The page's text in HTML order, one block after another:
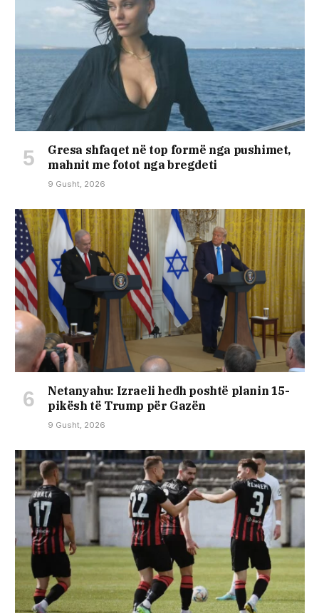
Gresa shfaqet në top formë nga pushimet,
mahnit me fotot nga bregdeti
9 Gusht, 2026
Netanyahu: Izraeli hedh poshtë planin 15-
pikësh të Trump për Gazën
9 Gusht, 2026